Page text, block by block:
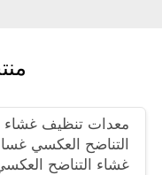
PRIVACY
POLICY
معدات تنظيف غشاء
التناضح العكسي
غشاء التناضح